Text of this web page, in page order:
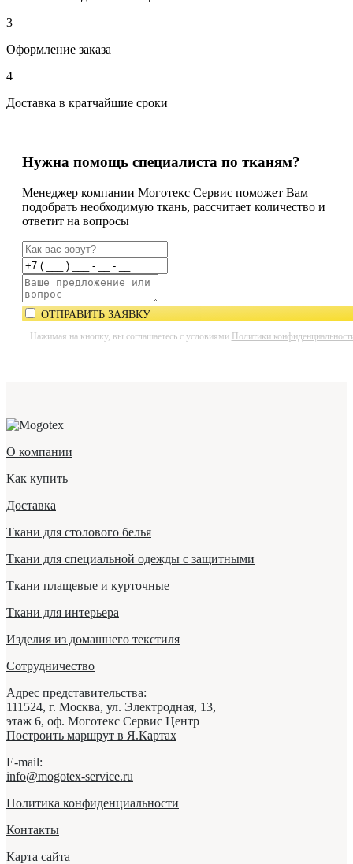
3
Оформление заказа
4
Доставка в кратчайшие сроки
Нужна помощь специалиста по тканям?
Менеджер компании Моготекс Сервис поможет Вам
подобрать необходимую ткань, рассчитает количество и
ответит на вопросы
ОТПРАВИТЬ ЗАЯВКУ
Нажимая на кнопку, вы соглашаетесь с условиями Политики
О компании
Как купить
Доставка
Ткани для столового белья
Ткани для специальной одежды с защитными
Ткани плащевые и курточные
Ткани для интерьера
Изделия из домашнего текстиля
Сотрудничество
Адрес представительства:
111524, г. Москва, ул. Электродная, 13,
этаж 6, оф. Моготекс Сервис Центр
Построить маршрут в Я.Картах
E-mail:
info@mogotex-service.ru
Политика конфиденциальности
Контакты
Карта сайта